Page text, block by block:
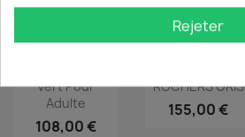
Vert Pour
Adulte
108,00 €
ROCHERS GRIS
155,00 €
Rejeter